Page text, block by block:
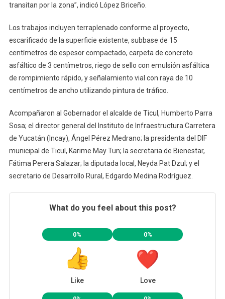
transitan por la zona”, indicó López Briceño.
Los trabajos incluyen terraplenado conforme al proyecto,
escarificado de la superficie existente, subbase de 15
centímetros de espesor compactado, carpeta de concreto
asfáltico de 3 centímetros, riego de sello con emulsión asfáltica
de rompimiento rápido, y señalamiento vial con raya de 10
centímetros de ancho utilizando pintura de tráfico.
Acompañaron al Gobernador el alcalde de Ticul, Humberto Parra
Sosa; el director general del Instituto de Infraestructura Carretera
de Yucatán (Incay), Ángel Pérez Medrano; la presidenta del DIF
municipal de Ticul, Karime May Tun; la secretaria de Bienestar,
Fátima Perera Salazar; la diputada local, Neyda Pat Dzul; y el
secretario de Desarrollo Rural, Edgardo Medina Rodríguez.
What do you feel about this post?
0%
Like
0%
Love